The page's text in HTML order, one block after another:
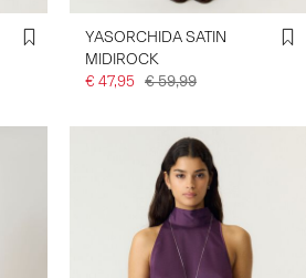
YASORCHIDA SATIN
MIDIROCK
€ 47,95 € 59,99